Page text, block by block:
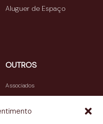
Aluguer de Espaço
OUTROS
Associados